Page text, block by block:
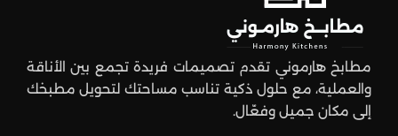
مطابخ هارموني تقدم تصميمات فريدة تجمع بين الأناقة
والعملية، مع حلول ذكية تناسب مساحتك لتحويل مطبخك
إلى مكان جميل وفعّال.